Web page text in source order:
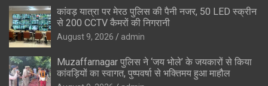
कांवड़ यात्रा पर मेरठ पुलिस की पैनी नजर, 50 LED स्क्रीन
से 200 CCTV कैमरों की निगरानी
August 9, 2026 admin
Muzaffarnagar पुलिस ने ‘जय भोले’ के जयकारों से किया
कांवड़ियों का स्वागत, पुष्पवर्षा से भक्तिमय हुआ माहौल